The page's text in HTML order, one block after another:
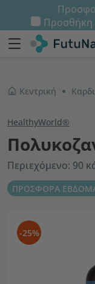
Προσθήκη
Κεντρική
HealthyWorld®
Περιεχόμενο: 90
ΠΡΟΣΦΟΡΑ
-25%